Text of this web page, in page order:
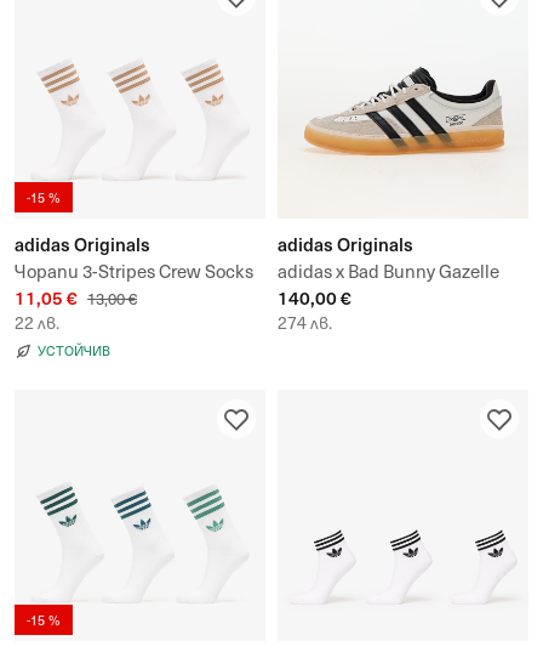
-15 %
adidas Originals
Чорапи 3-Stripes Crew Socks
3-Pack
11,05 € 13,00 €
22 лв.
УСТОЙЧИВ
adidas Originals
adidas x Bad Bunny Gazelle
Indoor
140,00 €
274 лв.
-15 %